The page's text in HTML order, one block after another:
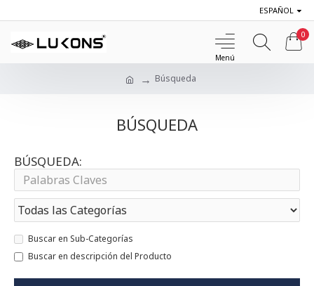
ESPAÑOL
0
Búsqueda
BÚSQUEDA
BÚSQUEDA:
Buscar en Sub-Categorías
Buscar en descripción del Producto